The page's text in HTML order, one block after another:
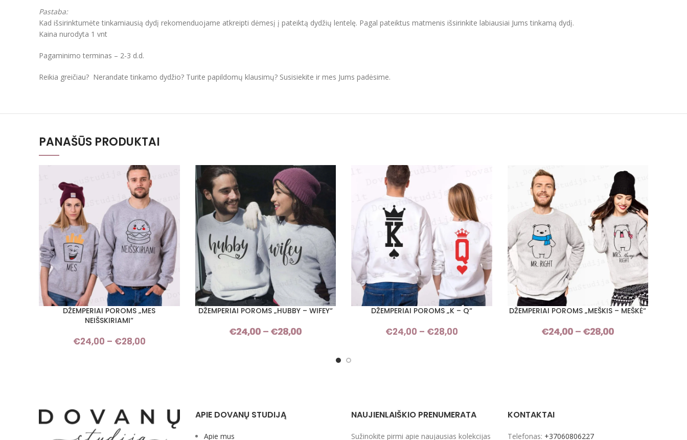
Pastaba:
Kad išsirinktumėte tinkamiausią dydį rekomenduojame atkreipti dėmesį į pateiktą dydžių lentelę. Pagal pateiktus matmenis išsirinkite labiausiai Jums tinkamą dydį.
Kaina nurodyta 1 vnt
Pagaminimo terminas – 2-3 d.d.
Reikia greičiau? Nerandate tinkamo dydžio? Turite papildomų klausimų? Susisiekite ir mes Jums padėsime.
PANAŠŪS PRODUKTAI
PASIRINKTI SAVYBES
DŽEMPERIAI POROMS „MES
NEIŠSKIRIAMI“
€24,00 – €28,00
PASIRINKTI SAVYBES
DŽEMPERIAI POROMS „HUBBY – WIFEY“
€24,00 – €28,00
€24,00
through
PASIRINKTI SAVYBES
DŽEMPERIAI POROMS „K – Q“
€24,00 – €28,00
PASIRINKTI SAVYBES
DŽEMPERIAI POROMS „MEŠKIS – MEŠKĖ“
€24,00 – €28,00
APIE DOVANŲ STUDIJĄ
Apie mus
NAUJIENLAIŠKIO PRENUMERATA
Sužinokite pirmi apie naujausias kolekcijas
KONTAKTAI
Telefonas: +37060806227